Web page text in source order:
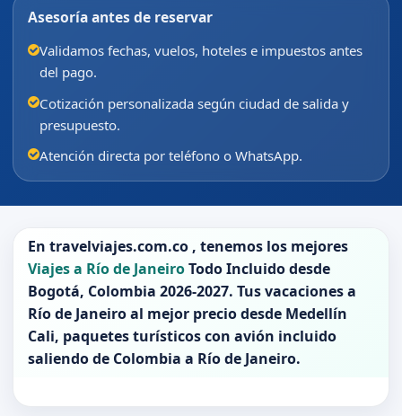
Asesoría antes de reservar
Validamos fechas, vuelos, hoteles e impuestos antes
del pago.
Cotización personalizada según ciudad de salida y
presupuesto.
Atención directa por teléfono o WhatsApp.
En travelviajes.com.co , tenemos los mejores
Viajes a Río de Janeiro Todo Incluido desde
Bogotá, Colombia 2026-2027. Tus vacaciones a
Río de Janeiroal mejor precio desde Medellín
Cali, paquetes turísticos con avión incluido
saliendo de Colombia a Río de Janeiro.